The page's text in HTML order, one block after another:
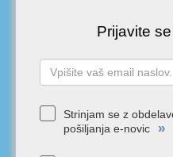
Prijavite
Strinjam se z
pošiljanja e-novic
»